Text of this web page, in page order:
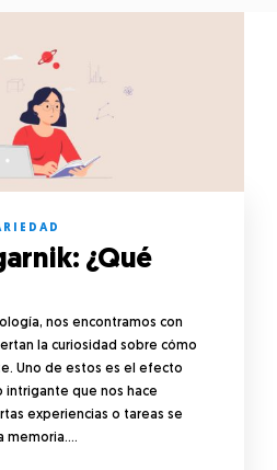
¿Qué
nos encontramos con
la curiosidad sobre cómo
Uno de estos es el efecto
intrigante que nos hace
experiencias o tareas se
memoria….